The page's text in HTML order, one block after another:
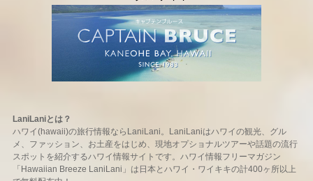
LaniLaniとは？
ハワイ(hawaii)の旅行情報ならLaniLani。LaniLaniはハワイの観光、グル
メ、ファッション、お土産をはじめ、現地オプショナルツアーや話題の流行
スポットを紹介するハワイ情報サイトです。ハワイ情報フリーマガジン
「Hawaiian Breeze LaniLani」は日本とハワイ・ワイキキの計400ヶ所以上